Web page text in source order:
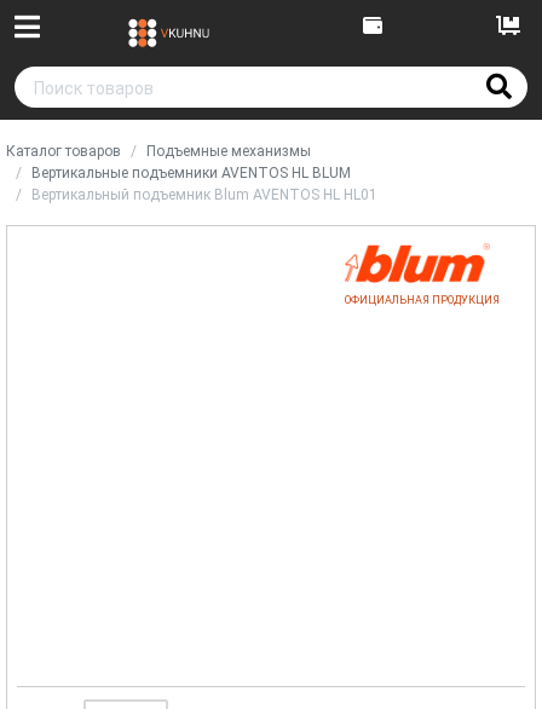
Каталог товаров
Подъемные механизмы
Вертикальные подъемники AVENTOS HL BLUM
Вертикальный подъемник Blum AVENTOS HL HL01
ОФИЦИАЛЬНАЯ ПРОДУКЦИЯ